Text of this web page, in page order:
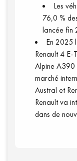
Les
76,0 %
lancée fin
En 2025
Renault 4
Alpine A390
marché
Austral et
Renault va
dans de